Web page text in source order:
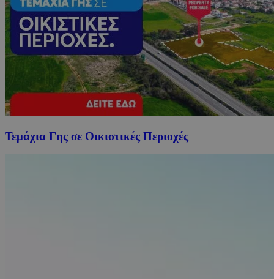
Τεμάχια Γης σε Οικιστικές Περιοχές